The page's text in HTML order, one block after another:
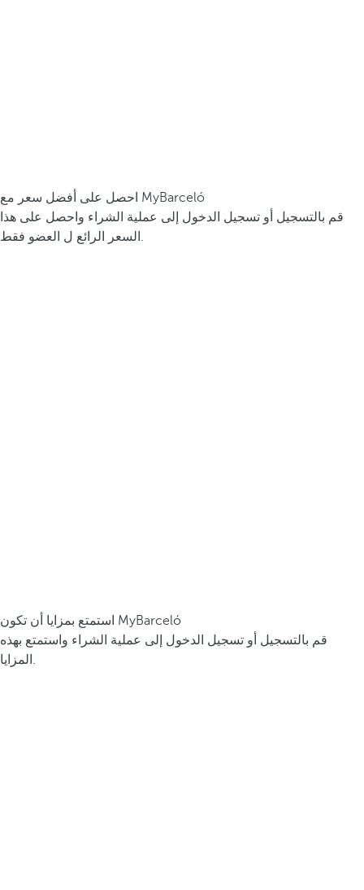
احصل على أفضل سعر مع MyBarceló
قم بالتسجيل أو تسجيل الدخول إلى عملية الشراء واحصل على هذا
السعر الرائع ل العضو فقط.
استمتع بمزايا أن تكون MyBarceló
قم بالتسجيل أو تسجيل الدخول إلى عملية الشراء واستمتع بهذه
المزايا.